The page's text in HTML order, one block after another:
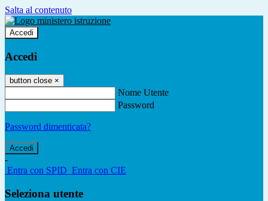
Salta al contenuto
Accedi
Accedi
button close ×
Nome Utente
Password
Password dimenticata?
-
Entra con SPID Entra con CIE
Seleziona utente